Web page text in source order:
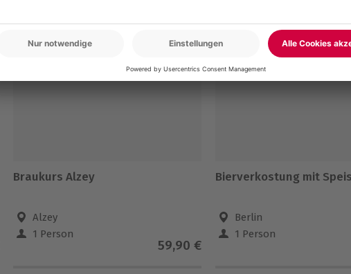
Braukurs Alzey
Alzey
1 Person
59,90 €
Bierverkostung mit
Berlin
1 Person